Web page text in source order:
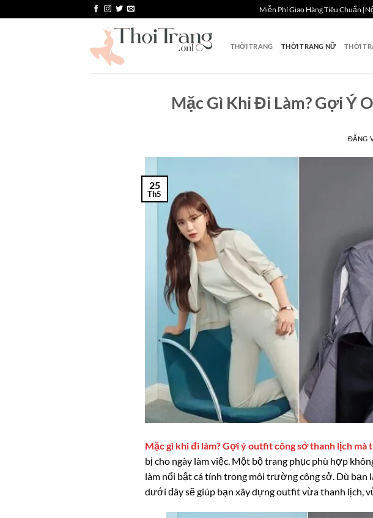
Miễn Phí Giao Hàng Tiêu Chuẩn
THỜI TRANG THỜI TRANG NỮ THỜI
Mặc Gì Khi Đi Làm? Gợi Ý
ĐĂNG
25
Th5
Mặc gì khi đi làm? Gợi ý outfit công sở thanh lịch mà
bị cho ngày làm việc. Một bộ trang phục phù hợp
làm nổi bật cá tính trong môi trường công sở. Dù bạn
dưới đây sẽ giúp bạn xây dựng outfit vừa thanh lịch,